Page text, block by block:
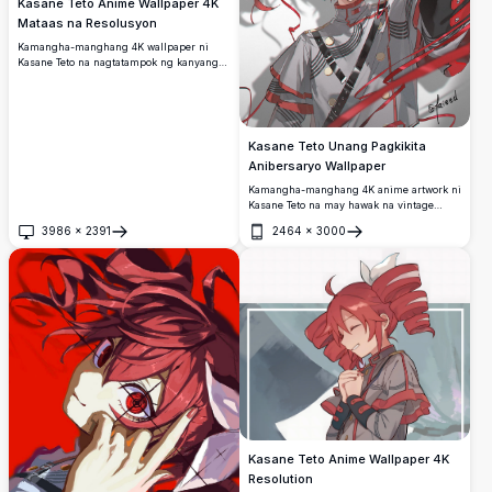
Kasane Teto Anime Wallpaper 4K
Mataas na Resolusyon
Kamangha-manghang 4K wallpaper ni
Kasane Teto na nagtatampok ng kanyang
3986 × 2391
Buksan
Kasane Teto Unang Pagkikita
Anibersaryo Wallpaper
Kamangha-manghang 4K anime artwork ni
Kasane Teto na may hawak na vintage
Pagkikita Anibersaryo.' Nagtatampok ng
maliwanag na pulang buhok, makislap na
mga mata, at magagandang laso sa isang
mataas na resolusyong digital na estilo ng
2464 × 3000
Buksan
Kasane Teto Anime Wallpaper 4K
Resolution